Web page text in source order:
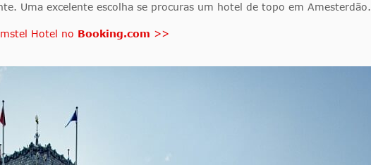
Uma excelente escolha se procuras um hotel de topo em Amesterdão.
Hotel no Booking.com >>